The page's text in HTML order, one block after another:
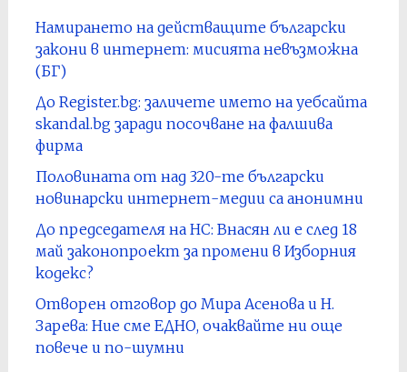
Намирането на действащите български
закони в интернет: мисията невъзможна
(БГ)
До Register.bg: заличете името на уебсайта
skandal.bg заради посочване на фалшива
фирма
Половината от над 320-те български
новинарски интернет-медии са анонимни
До председателя на НС: Внасян ли е след 18
май законопроект за промени в Изборния
кодекс?
Отворен отговор до Мира Асенова и Н.
Зарева: Ние сме ЕДНО, очаквайте ни още
повече и по-шумни